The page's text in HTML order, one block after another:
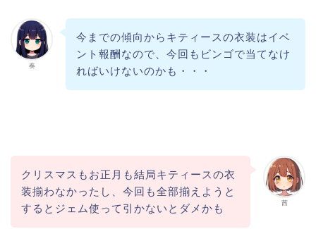
奏
今までの傾向からキティースの衣装はイベ
ント報酬なので、今回もビンゴで当てなけ
ればいけないのかも・・・
茜
クリスマスもお正月も結局キティースの衣
装揃わなかったし、今回も全部揃えようと
するとジェム使って引かないとダメかも